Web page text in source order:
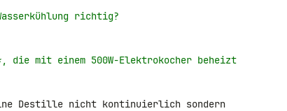
richtig?
mit einem 500W-Elektrokocher beheizt
Destille nicht kontinuierlich sondern